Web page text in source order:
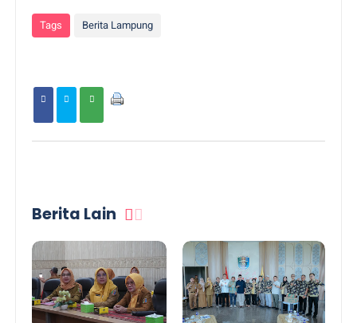
Tags Berita Lampung
Berita Lain